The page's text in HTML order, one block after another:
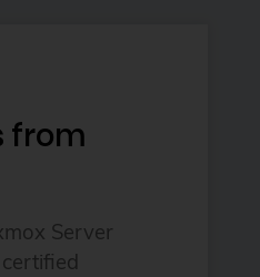
from
Server